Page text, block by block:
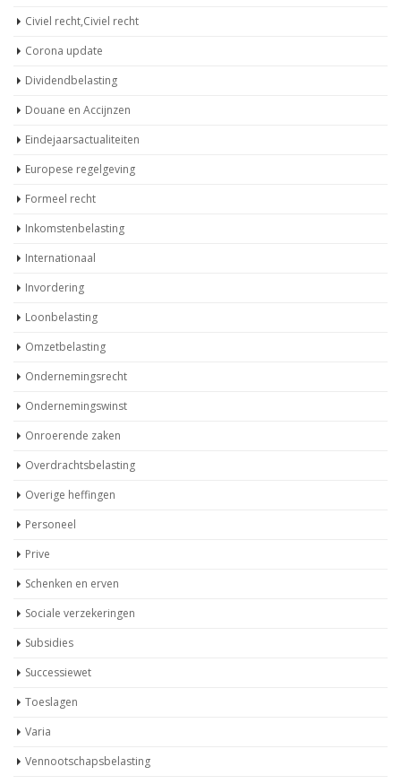
Civiel recht,Civiel recht
Corona update
Dividendbelasting
Douane en Accijnzen
Eindejaarsactualiteiten
Europese regelgeving
Formeel recht
Inkomstenbelasting
Internationaal
Invordering
Loonbelasting
Omzetbelasting
Ondernemingsrecht
Ondernemingswinst
Onroerende zaken
Overdrachtsbelasting
Overige heffingen
Personeel
Prive
Schenken en erven
Sociale verzekeringen
Subsidies
Successiewet
Toeslagen
Varia
Vennootschapsbelasting